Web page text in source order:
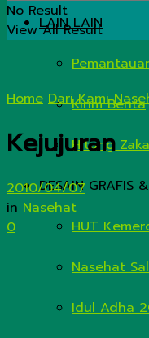
LAIN LAIN
Kirim Berita
Hitung
DESAIN GRAFIS
HUT
Nasehat
Idul Adha
No Result
View All Result
Home Dari Kami
Kejujuran
2010/04/07
in Nasehat
0